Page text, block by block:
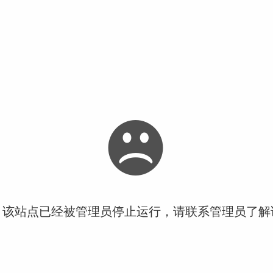
站点已经被管理员停止运行，请联系管理员了